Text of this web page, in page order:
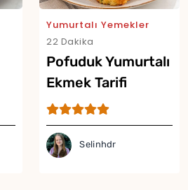
Yumurtalı Yemekler
22 Dakika
Pofuduk Yumurtalı
Ekmek Tarifi
Selinhdr